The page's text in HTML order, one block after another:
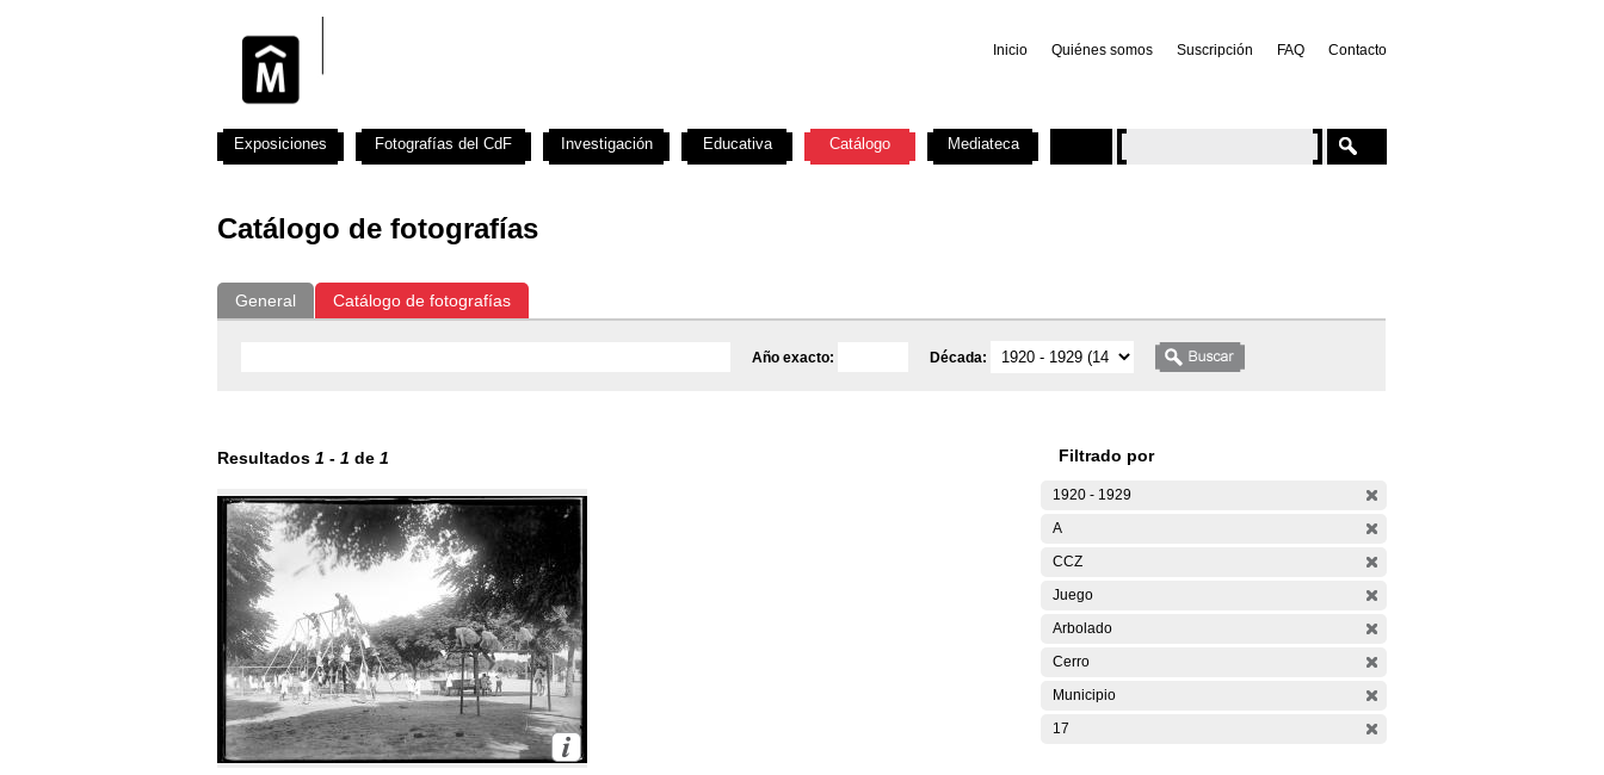
Inicio Quiénes somos Suscripción FAQ Contacto
Catálogo de fotografías
General Catálogo de fotografías
Año exacto: Década:
Resultados 1 - 1 de 1 Filtrado por
1920 - 1929
A
CCZ
Juego
Arbolado
Cerro
Municipio
17
Exposiciones Fotografías del CdF Investigación Educativa Catálogo Mediateca